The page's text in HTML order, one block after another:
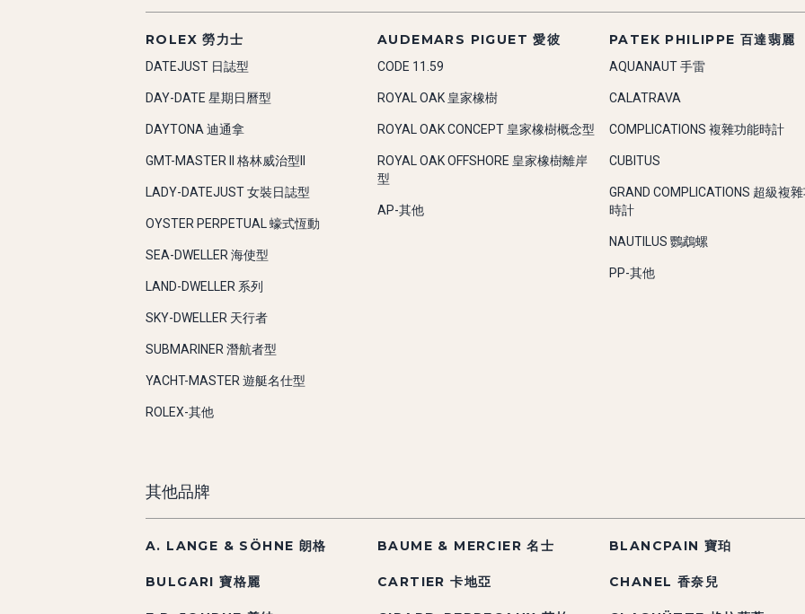
ROLEX 勞力士
DATEJUST 日誌型
DAY-DATE 星期日曆型
DAYTONA 迪通拿
GMT-MASTER II 格林威治型II
LADY-DATEJUST 女裝日誌型
OYSTER PERPETUAL 蠔式恆動
SEA-DWELLER 海使型
LAND-DWELLER 系列
SKY-DWELLER 天行者
SUBMARINER 潛航者型
YACHT-MASTER 遊艇名仕型
ROLEX-其他
AUDEMARS PIGUET 愛彼
CODE 11.59
ROYAL OAK 皇家橡樹
ROYAL OAK CONCEPT 皇家橡樹概念型
ROYAL OAK OFFSHORE 皇家橡樹離岸
型
AP-其他
PATEK PHILIPPE 百達翡麗
AQUANAUT 手雷
CALATRAVA
COMPLICATIONS 複雜功能時計
CUBITUS
GRAND COMPLICATIONS 超級複
時計
NAUTILUS 鸚鵡螺
PP-其他
其他品牌
A. LANGE & SÖHNE 朗格 BAUME & MERCIER 名士 BLANCPAIN 寶珀
BULGARI 寶格麗 CARTIER 卡地亞 CHANEL 香奈兒